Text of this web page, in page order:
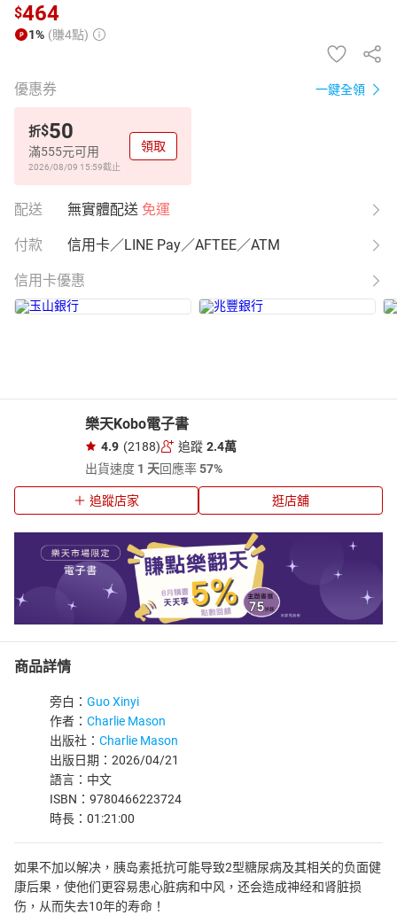
$464
1% (賺4點)
優惠券 一鍵全領
折$50
滿555元可用
2026/08/09 15:59截止
領取
配送 無實體配送 免運
付款 信用卡／LINE Pay／AFTEE／ATM
信用卡優惠
樂天Kobo電子書
4.9 (2188) 追蹤 2.4萬
出貨速度 1 天回應率57%
追蹤店家 逛店舖
商品詳情
旁白： Guo Xinyi
作者： Charlie Mason
出版社： Charlie Mason
出版日期：2026/04/21
語言：中文
ISBN：9780466223724
時長：01:21:00
如果不加以解决，胰岛素抵抗可能导致2型糖尿病及其相关的负面健
康后果，使他们更容易患心脏病和中风，还会造成神经和肾脏损
伤，从而失去10年的寿命！